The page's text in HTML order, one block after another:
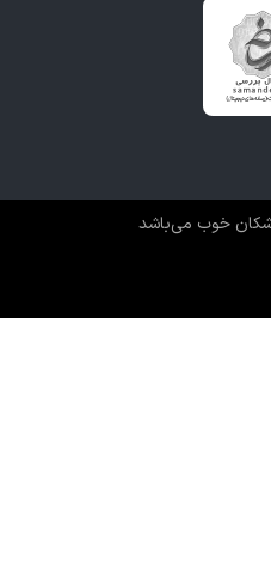
خوب می‌باشد